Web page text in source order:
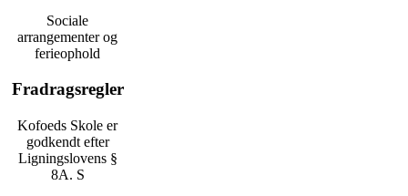
Sociale
arrangementer og
ferieophold
Fradragsregler
Kofoeds Skole er
godkendt efter
Ligningslovens §
8A. S